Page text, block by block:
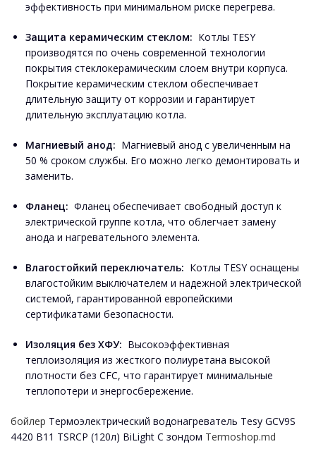
эффективность при минимальном риске перегрева.
Защита керамическим стеклом: Котлы TESY
производятся по очень современной технологии
покрытия стеклокерамическим слоем внутри корпуса.
Покрытие керамическим стеклом обеспечивает
длительную защиту от коррозии и гарантирует
длительную эксплуатацию котла.
Магниевый анод: Магниевый анод с увеличенным на
50 % сроком службы. Его можно легко демонтировать и
заменить.
Фланец: Фланец обеспечивает свободный доступ к
электрической группе котла, что облегчает замену
анода и нагревательного элемента.
Влагостойкий переключатель: Котлы TESY оснащены
влагостойким выключателем и надежной электрической
системой, гарантированной европейскими
сертификатами безопасности.
Изоляция без ХФУ: Высокоэффективная
теплоизоляция из жесткого полиуретана высокой
плотности без CFC, что гарантирует минимальные
теплопотери и энергосбережение.
бойлер Термоэлектрический водонагреватель Tesy GCV9S
4420 B11 TSRCP (120л) BiLight С зондом Termoshop.md